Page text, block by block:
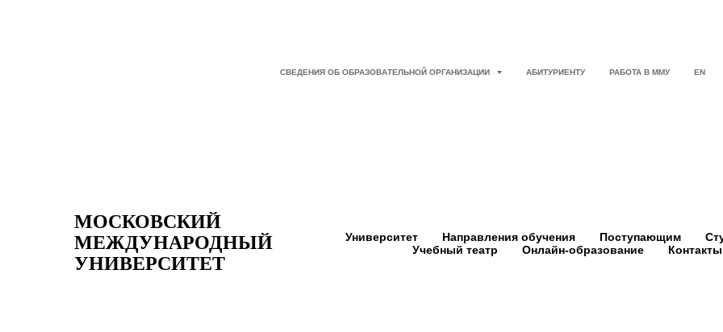
СВЕДЕНИЯ ОБ ОБРАЗОВАТЕЛЬНОЙ ОРГАНИЗАЦИИ АБИТУРИЕНТУ РАБОТА В ММУ EN
МОСКОВСКИЙ
МЕЖДУНАРОДНЫЙ
УНИВЕРСИТЕТ
Университет Направления обучения Поступающим
Учебный театр
Онлайн-образование Контакты